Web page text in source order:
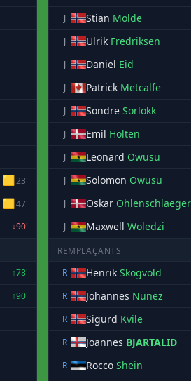
🟨23'
🟨47'
↓90'
↑78'
↑90'
J Stian Molde
J Ulrik Fredriksen
J Daniel Eid
J Patrick Metcalfe
J Sondre Sorlokk
J
Emil Holten
J
Leonard Owusu
J
Solomon Owusu
J
Oskar Ohlenschlaeger
J
Maxwell Woledzi
REMPLAÇANTS
R
Henrik Skogvold
R
Johannes Nunez
R
Sigurd Kvile
R
Joannes BJARTALID
R
Rocco Shein